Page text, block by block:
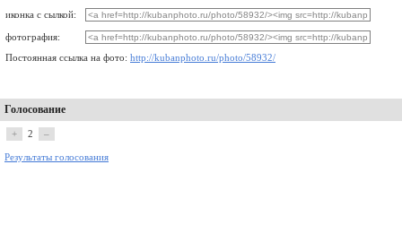
иконка с сылкой:
фотография:
Постоянная ссылка на фото: http://kubanphoto.ru/photo/58932/
Голосование
+ 2 –
Результаты голосования